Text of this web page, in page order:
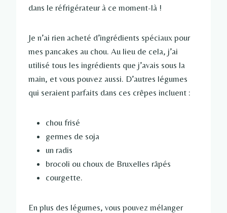
dans le réfrigérateur à ce moment-là !
Je n’ai rien acheté d’ingrédients spéciaux pour
mes pancakes au chou. Au lieu de cela, j’ai
utilisé tous les ingrédients que j’avais sous la
main, et vous pouvez aussi. D’autres légumes
qui seraient parfaits dans ces crêpes incluent :
chou frisé
germes de soja
un radis
brocoli ou choux de Bruxelles râpés
courgette.
En plus des légumes, vous pouvez mélanger